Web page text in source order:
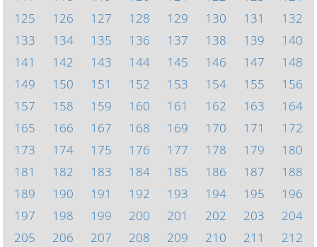
125
126 127 128 129 130 131
132
133
134 135 136 137 138 139
140
141
142 143 144 145 146 147
148
149
150 151 152 153 154 155
156
157
158 159 160 161 162 163
164
165
166 167 168 169 170 171
172
173
174 175 176 177 178 179
180
181
182 183 184 185 186 187
188
189
190 191 192 193 194 195
196
197
198 199 200 201 202 203
204
205
206 207 208 209 210 211
212